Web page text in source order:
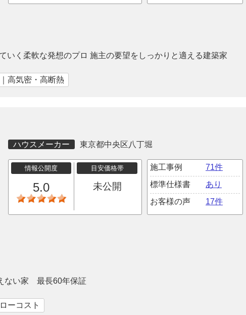
いく柔軟な発想のプロ 施主の要望をしっかりと適える建築家
高気密・高断熱
ハウスメーカー 東京都中央区八丁堀
情報公開度
5.0
目安価格帯
未公開
施工事例
71件
標準仕様書
あり
お客様の声
17件
ない家 最長60年保証
ーコスト